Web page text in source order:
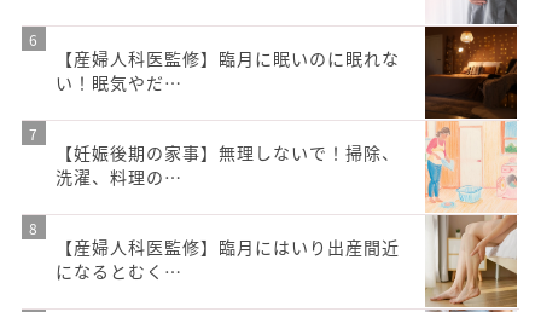
【産婦人科医監修】臨月に眠いのに眠れな
い！眠気やだ…
【妊娠後期の家事】無理しないで！掃除、
洗濯、料理の…
【産婦人科医監修】臨月にはいり出産間近
になるとむく…